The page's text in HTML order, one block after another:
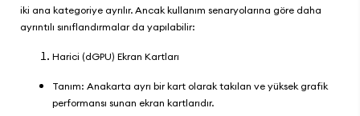
iki ana kategoriye ayrılır. Ancak kullanım senaryolarına göre daha
ayrıntılı sınıflandırmalar da yapılabilir:
Harici (dGPU) Ekran Kartları
Tanım: Anakarta ayrı bir kart olarak takılan ve yüksek grafik
performansı sunan ekran kartlarıdır.